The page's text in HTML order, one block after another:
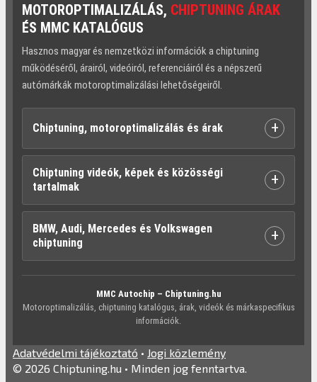
MOTOROPTIMALIZÁLÁS, CHIPTUNING ÁRAK
ÉS MMC KATALÓGUS
Hasznos magyar és nemzetközi információk a chiptuning
működéséről, árairól, videóiról, referenciáiról és a népszerű
autómárkák motoroptimalizálási lehetőségeiről.
Chiptuning, motoroptimalizálás és árak +
Chiptuning videók, képek és közösségi
tartalmak
+
BMW, Audi, Mercedes és Volkswagen
chiptuning
+
MMC Autochip – Chiptuning.hu
Motoroptimalizálás, chiptuning katalógus, árak, videók és márkaspecifikus
információk.
Adatvédelmi tájékoztató • Jogi közlemény
© 2026 Chiptuning.hu • Minden jog fenntartva.